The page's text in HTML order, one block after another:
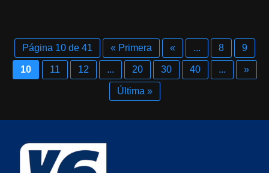
Página 10 de 41 « Primera « ... 8 9
10 11 12 ... 20 30 40 ... »
Última »